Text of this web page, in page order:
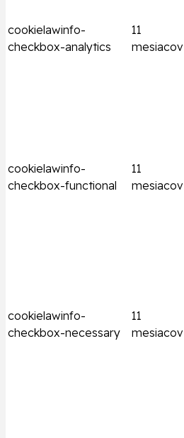
cookielawinfo-
checkbox-analytics
11
mesiacov
cookielawinfo-
checkbox-functional
11
mesiacov
cookielawinfo-
checkbox-necessary
11
mesiacov